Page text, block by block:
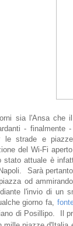
sia l'Ansa che
- finalmente
le strade e
del Wi-Fi
attuale è
Sarà
od
l'invio di un
giorno fa,
di Posillipo. Il